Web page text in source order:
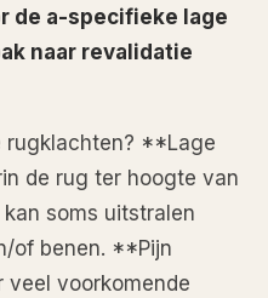
de a-specifieke lage
naar revalidatie
rugklachten? **Lage
de rug ter hoogte van
soms uitstralen
of benen. **Pijn
veel voorkomende